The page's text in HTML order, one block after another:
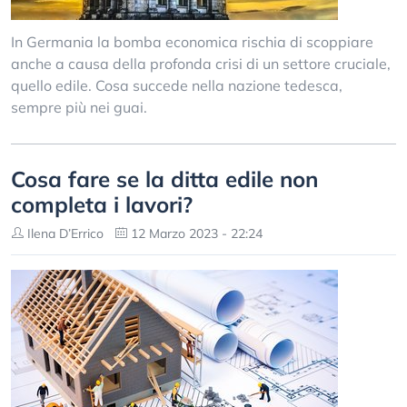
In Germania la bomba economica rischia di scoppiare
anche a causa della profonda crisi di un settore cruciale,
quello edile. Cosa succede nella nazione tedesca,
sempre più nei guai.
Cosa fare se la ditta edile non
completa i lavori?
Ilena D’Errico 12 Marzo 2023 - 22:24